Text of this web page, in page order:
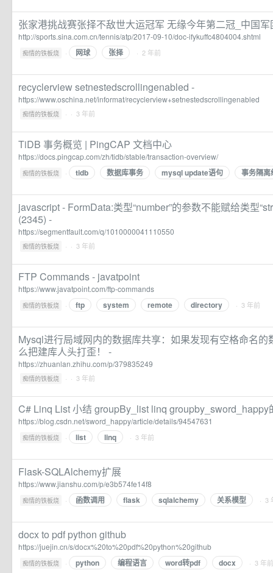
张家港挑战赛张择不敌世大运冠军 无缘今年第二冠_中国
http://sports.sina.com.cn/tennis/atp/2017-09-10/doc-ifykuffc4804004.shtml
痴情的铁板烧 · 网球 张择 · 2 年前
recyclerview setnestedscrollingenabled -
https://www.oschina.net/informat/recyclerview+setnestedscrollingenabled
痴情的铁板烧 · · 3 年前
TiDB 事务概览 | PingCAP 文档中心
https://docs.pingcap.com/zh/tidb/stable/transaction-overview/
痴情的铁板烧 · tidb 数据库事务 mysql update语句 事务隔离
javascript - FormData:类型“number”的参数不能赋给类型
(2345) -
https://segmentfault.com/q/1010000041110550
痴情的铁板烧 · · 3 年前
FTP Commands - javatpoint
https://www.javatpoint.com/ftp-commands
痴情的铁板烧 · ftp system remote directory · 3 年前
Mysql进行局域网内的数据库共享：如果发现有空格命名的
么把建库人头打歪！ -
https://zhuanlan.zhihu.com/p/379835249
痴情的铁板烧 · · 3 年前
C# Linq List 小结 groupBy_list linq groupby_sword_happy
https://blog.csdn.net/sword_happy/article/details/94547631
痴情的铁板烧 · list linq · 3 年前
Flask-SQLAlchemy扩展
https://www.jianshu.com/p/e3b574fe14f8
痴情的铁板烧 · 函数调用 flask sqlalchemy 关系模型 · 3
docx to pdf python github
https://juejin.cn/s/docx%20to%20pdf%20python%20github
痴情的铁板烧 · python 编程语言 word转pdf docx · 3 年前